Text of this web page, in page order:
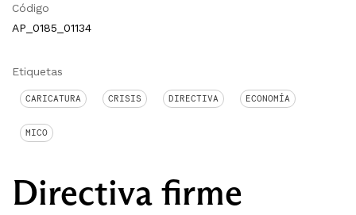
Código
AP_0185_01134
Etiquetas
CARICATURA CRISIS DIRECTIVA ECONOMÍA
MICO
Directiva firme